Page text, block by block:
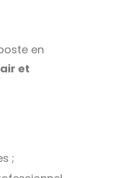
en
et
;